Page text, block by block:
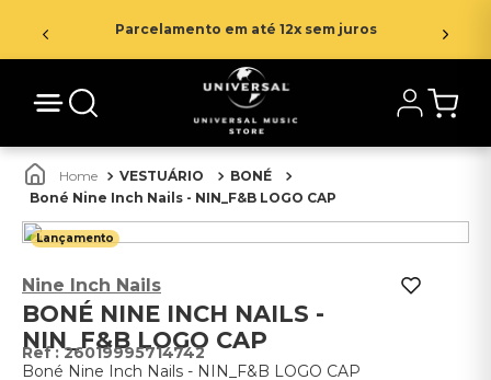
Parcelamento em até 12x sem juros
VESTUÁRIO
BONÉ
Boné Nine Inch Nails - NIN_F&B LOGO CAP
Lançamento
Nine Inch Nails
BONÉ NINE INCH NAILS -
NIN_F&B LOGO CAP
:26019995714742
Boné Nine Inch Nails - NIN_F&B LOGO CAP